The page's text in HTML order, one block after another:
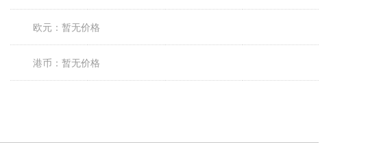
欧元： 暂无价格
港币： 暂无价格